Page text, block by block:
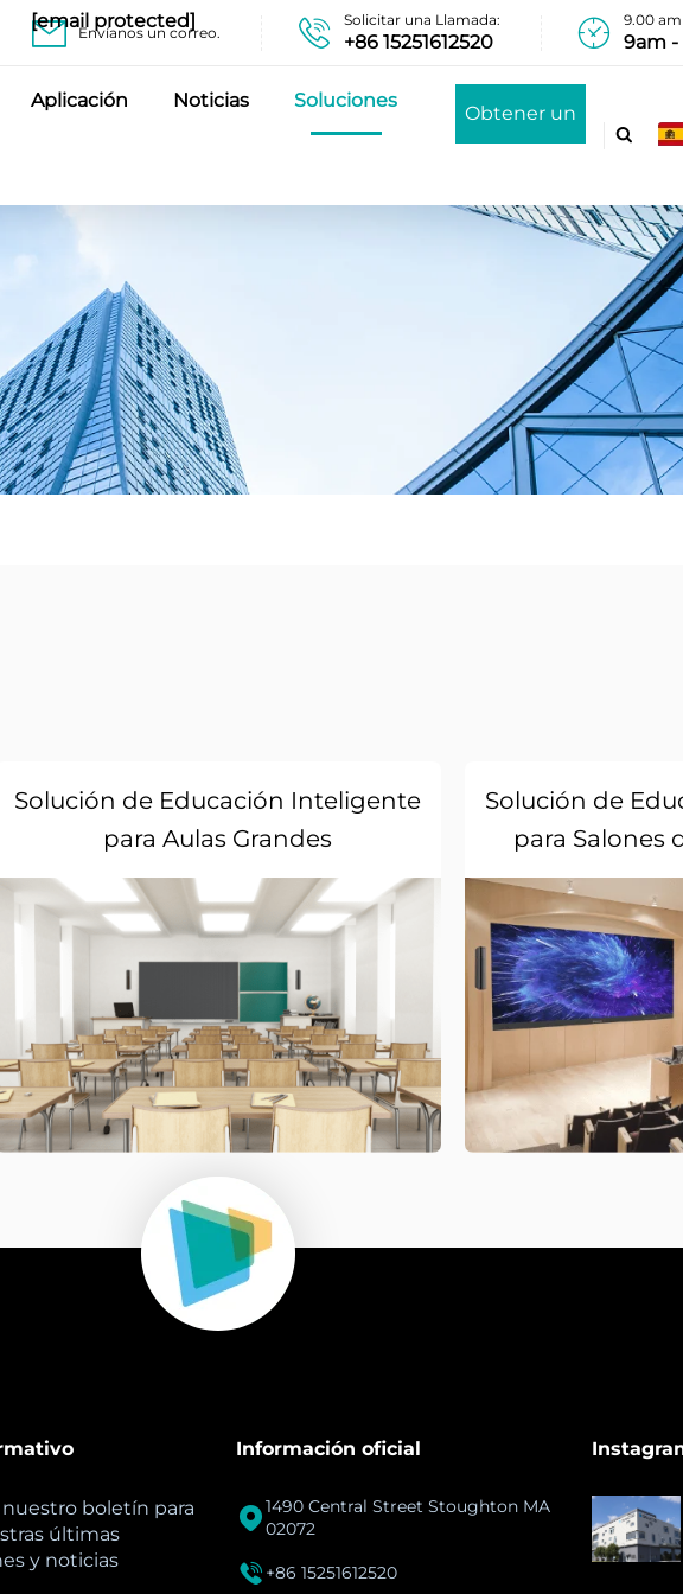
Envíanos un correo.
[email protected] Solicitar una Llamada:
+86 15251612520
9.00
9am
Aplicación Noticias Soluciones
Obtener un

Solución de Educación Inteligente
para Aulas Grandes
Solución de
para Salones
nuestro boletín para
últimas
y noticias
Información oficial
1490 Central Street Stoughton MA
02072
 +86 15251612520